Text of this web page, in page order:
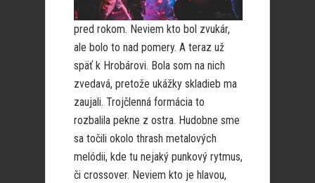
pred rokom. Neviem kto bol zvukár,
ale bolo to nad pomery. A teraz už
späť k Hrobárovi. Bola som na nich
zvedavá, pretože ukážky skladieb ma
zaujali. Trojčlenná formácia to
rozbalila pekne z ostra. Hudobne sme
sa točili okolo thrash metalových
melódii, kde tu nejaký punkový rytmus,
či crossover. Neviem kto je hlavou,